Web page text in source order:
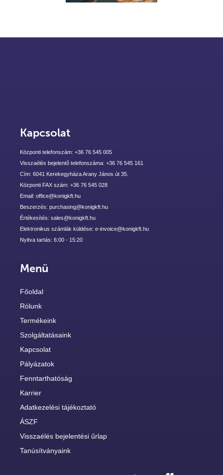
Kapcsolat
Központi telefonszám: +36 76 545 005
Visszaélés bejelentő telefonszáma: +36 76 545 161
Cím: 6041 Kerekegyháza Arany János út 35.
Központi FAX szám: +36 76 545 028
Email: office@konigkft.hu
Beszerzés: purchasing@konigkft.hu
Értékesítés: sales@konigkft.hu
Elektronikus számlák küldése: e-invoice@konigkft.hu
Nyitva tartás: 6:00 - 15:20
Menü
Főoldal
Rólunk
Termékeink
Szolgáltatásaink
Kapcsolat
Pályázatok
Fenntarthatóság
Karrier
Adatkezelési tájékoztató
ÁSZF
Visszaélés bejelentési űrlap
Tanúsítványaink